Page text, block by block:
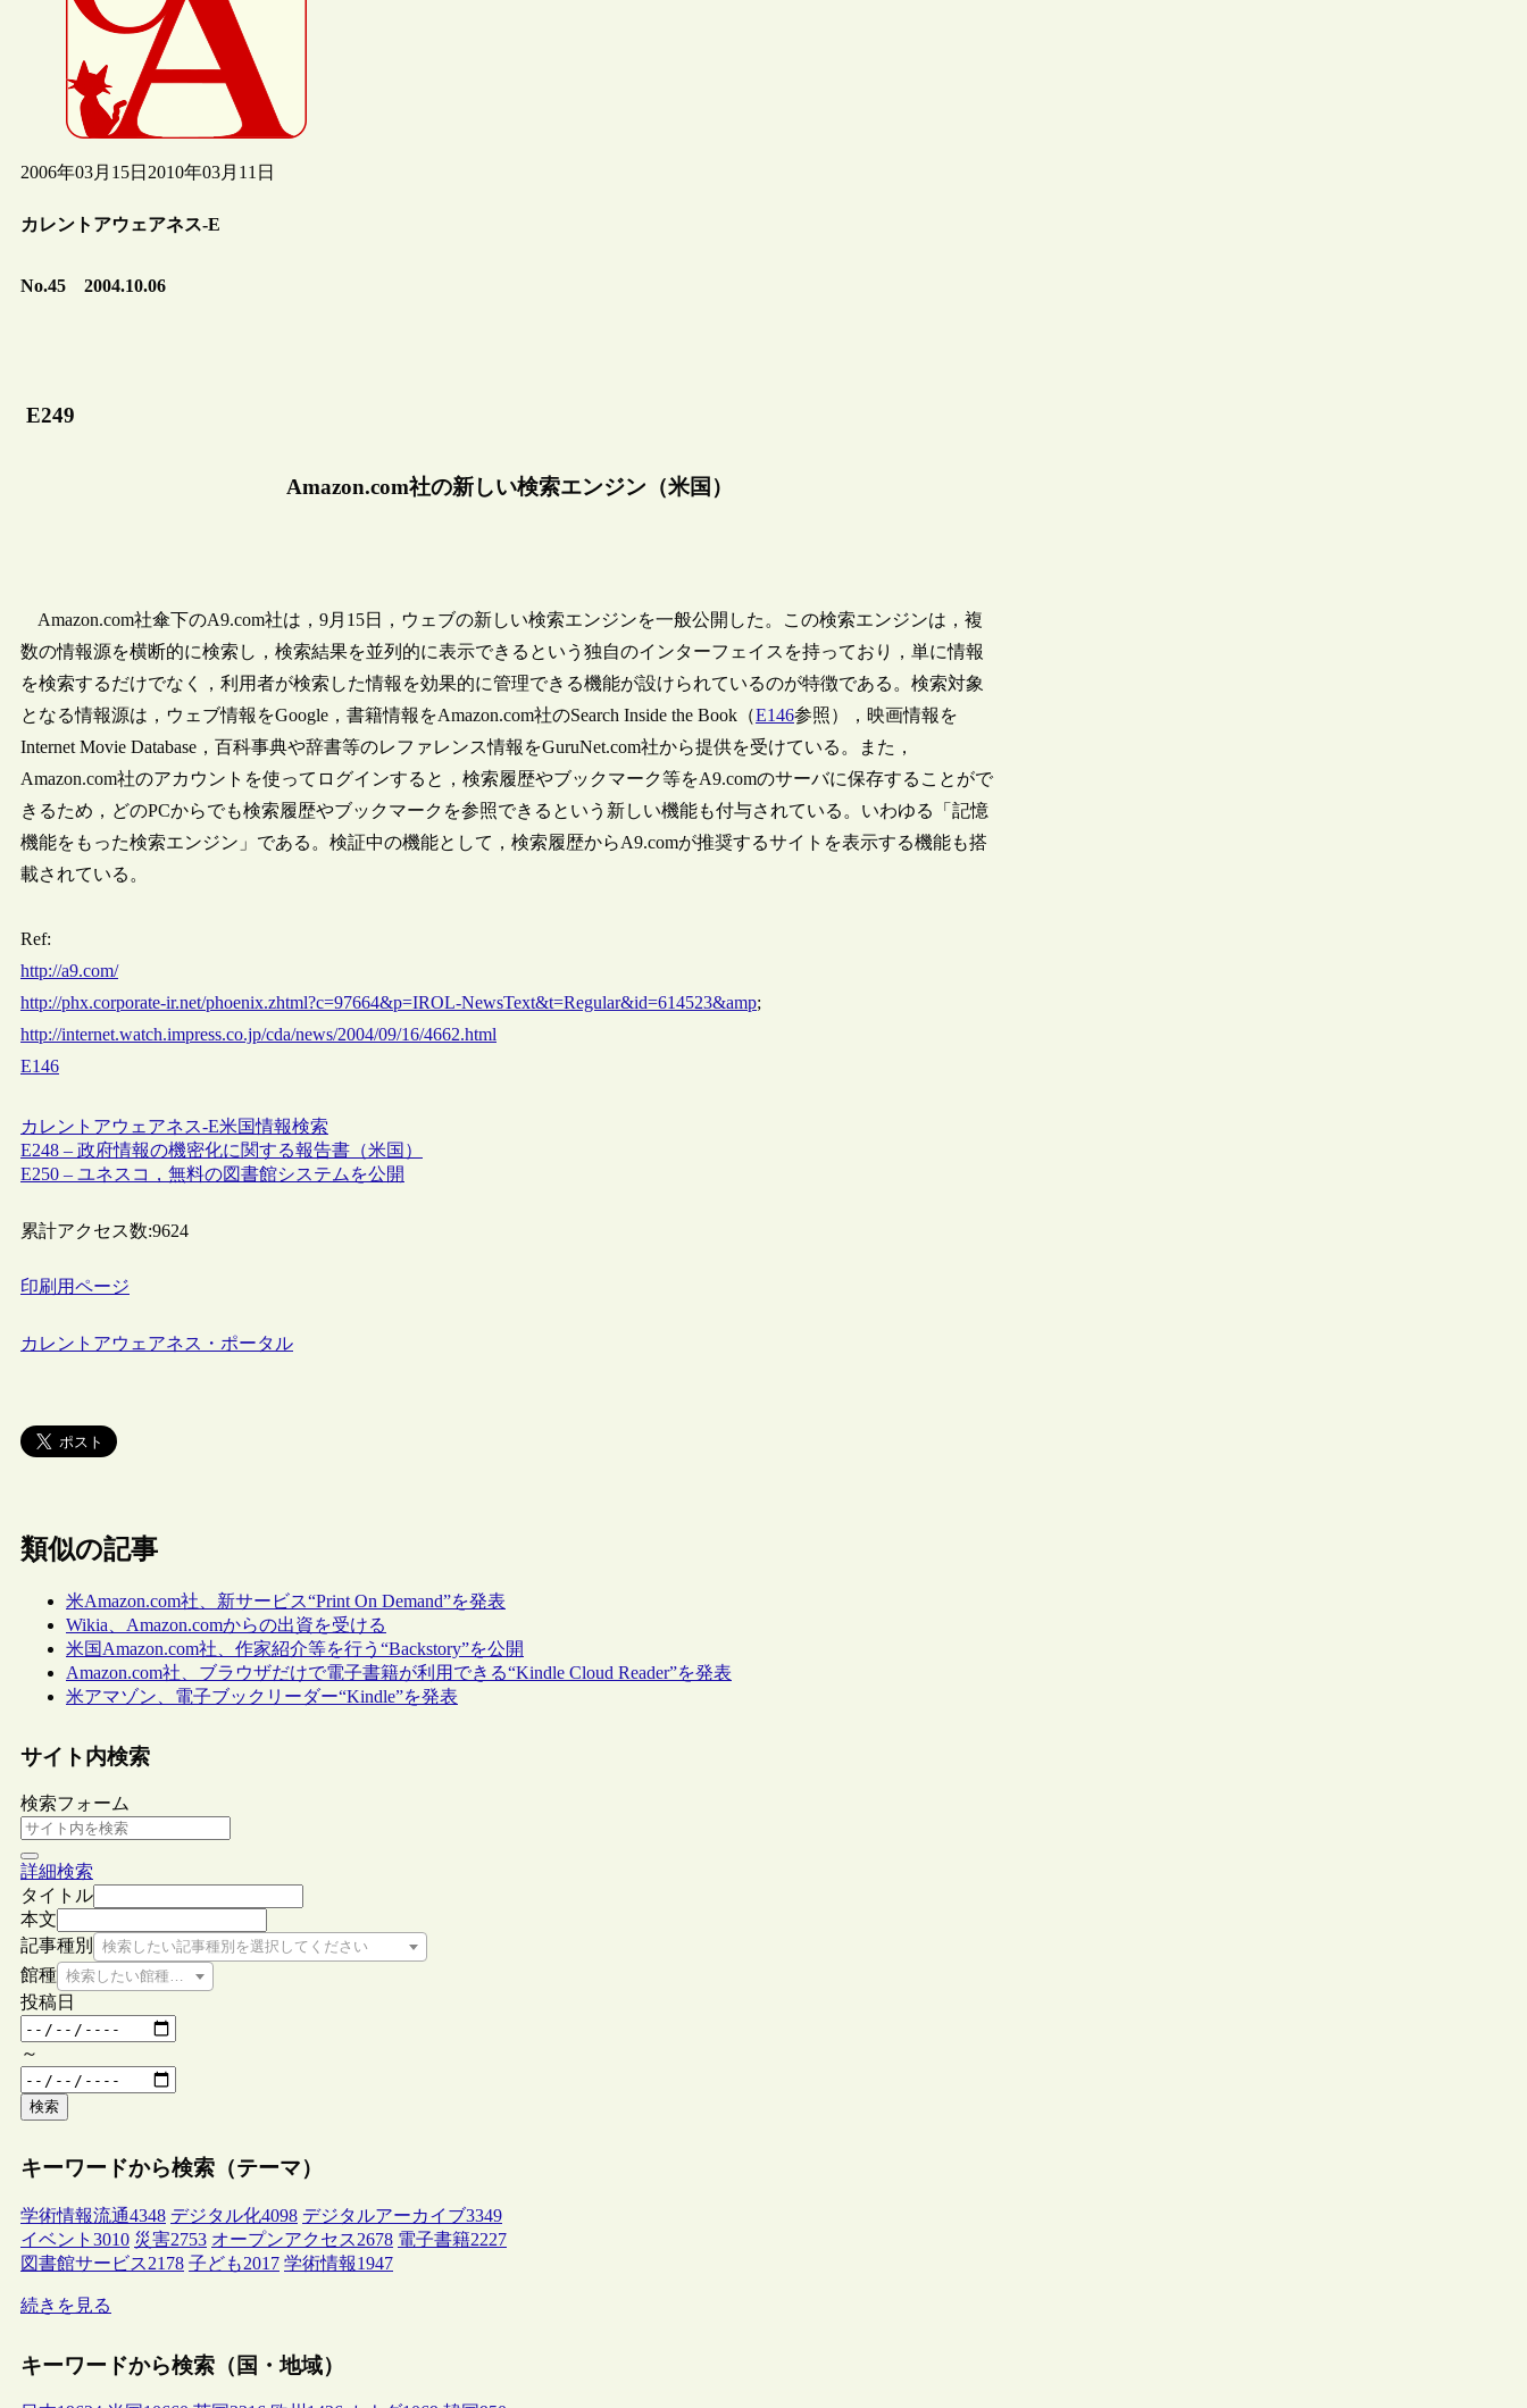
2006年03月15日 2010年03月11日
カレントアウェアネス-E
No.45 2004.10.06
E249
Amazon.com社の新しい検索エンジン（米国）
Amazon.com社傘下のA9.com社は，9月15日，ウェブの新しい検索エンジンを一般公開した。この検索エンジンは，複
数の情報源を横断的に検索し，検索結果を並列的に表示できるという独自のインターフェイスを持っており，単に情報
を検索するだけでなく，利用者が検索した情報を効果的に管理できる機能が設けられているのが特徴である。検索対象
となる情報源は，ウェブ情報をGoogle，書籍情報をAmazon.com社のSearch Inside the Book（E146参照），映画情報を
Internet Movie Database，百科事典や辞書等のレファレンス情報をGuruNet.com社から提供を受けている。また，
Amazon.com社のアカウントを使ってログインすると，検索履歴やブックマーク等をA9.comのサーバに保存することがで
きるため，どのPCからでも検索履歴やブックマークを参照できるという新しい機能も付与されている。いわゆる「記憶
機能をもった検索エンジン」である。検証中の機能として，検索履歴からA9.comが推奨するサイトを表示する機能も搭
載されている。
Ref:
http://a9.com/
http://phx.corporate-ir.net/phoenix.zhtml?c=97664&p=IROL-NewsText&t=Regular&id=614523&amp;
http://internet.watch.impress.co.jp/cda/news/2004/09/16/4662.html
E146
カレントアウェアネス-E米国情報検索
E248 – 政府情報の機密化に関する報告書（米国）
E250 – ユネスコ，無料の図書館システムを公開
累計アクセス数:9624
印刷用ページ
カレントアウェアネス・ポータル
類似の記事
米Amazon.com社、新サービス“Print On Demand”を発表
Wikia、Amazon.comからの出資を受ける
米国Amazon.com社、作家紹介等を行う“Backstory”を公開
Amazon.com社、ブラウザだけで電子書籍が利用できる“Kindle Cloud Reader”を発表
米アマゾン、電子ブックリーダー“Kindle”を発表
サイト内検索
検索フォーム
詳細検索
タイトル
本文
記事種別
検索したい記事種別を選択してください
館種 検索したい館種を選択してください
投稿日
～
検索
キーワードから検索（テーマ）
学術情報流通4348 デジタル化4098 デジタルアーカイブ3349
イベント 3010 災害2753 オープンアクセス2678 電子書籍2227
図書館サービス2178 子ども2017 学術情報1947
続きを見る
キーワードから検索（国・地域）